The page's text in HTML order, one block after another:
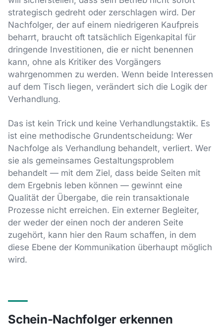
strategisch gedreht oder zerschlagen wird. Der
Nachfolger, der auf einem niedrigeren Kaufpreis
beharrt, braucht oft tatsächlich Eigenkapital für
dringende Investitionen, die er nicht benennen
kann, ohne als Kritiker des Vorgängers
wahrgenommen zu werden. Wenn beide Interessen
auf dem Tisch liegen, verändert sich die Logik der
Verhandlung.
Das ist kein Trick und keine Verhandlungstaktik. Es
ist eine methodische Grundentscheidung: Wer
Nachfolge als Verhandlung behandelt, verliert. Wer
sie als gemeinsames Gestaltungsproblem
behandelt — mit dem Ziel, dass beide Seiten mit
dem Ergebnis leben können — gewinnt eine
Qualität der Übergabe, die rein transaktionale
Prozesse nicht erreichen. Ein externer Begleiter,
der weder der einen noch der anderen Seite
zugehört, kann hier den Raum schaffen, in dem
diese Ebene der Kommunikation überhaupt möglich
wird.
Schein-Nachfolger erkennen